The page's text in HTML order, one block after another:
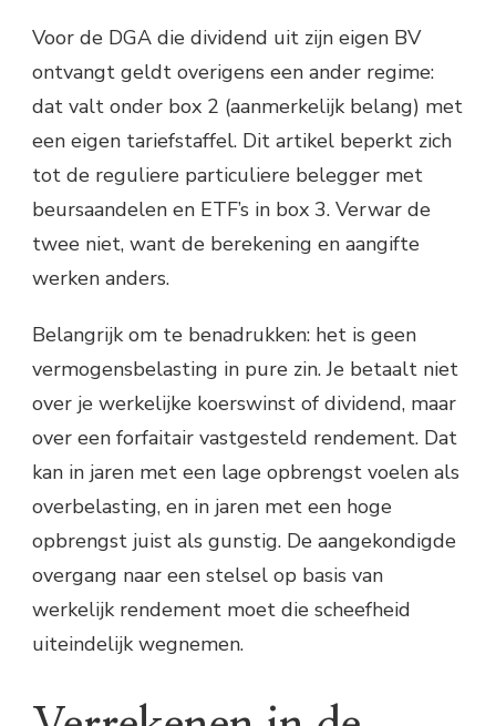
Voor de DGA die dividend uit zijn eigen BV
ontvangt geldt overigens een ander regime:
dat valt onder box 2 (aanmerkelijk belang) met
een eigen tariefstaffel. Dit artikel beperkt zich
tot de reguliere particuliere belegger met
beursaandelen en ETF’s in box 3. Verwar de
twee niet, want de berekening en aangifte
werken anders.
Belangrijk om te benadrukken: het is geen
vermogensbelasting in pure zin. Je betaalt niet
over je werkelijke koerswinst of dividend, maar
over een forfaitair vastgesteld rendement. Dat
kan in jaren met een lage opbrengst voelen als
overbelasting, en in jaren met een hoge
opbrengst juist als gunstig. De aangekondigde
overgang naar een stelsel op basis van
werkelijk rendement moet die scheefheid
uiteindelijk wegnemen.